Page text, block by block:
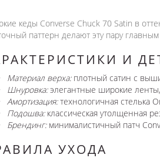
кеды Converse Chuck 70 Satin в
паттерн делают эту пару
И
Материал верха:плотный сатин с
Шнуровка:элегантные широкие
Амортизация:технологичная стелька
Подошва:классическая утолщенная
Брендинг:минималистичный патч
УХОДА